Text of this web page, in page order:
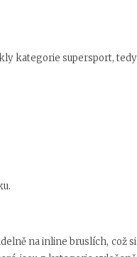
kategorie supersport, tedy
na inline bruslích, což si